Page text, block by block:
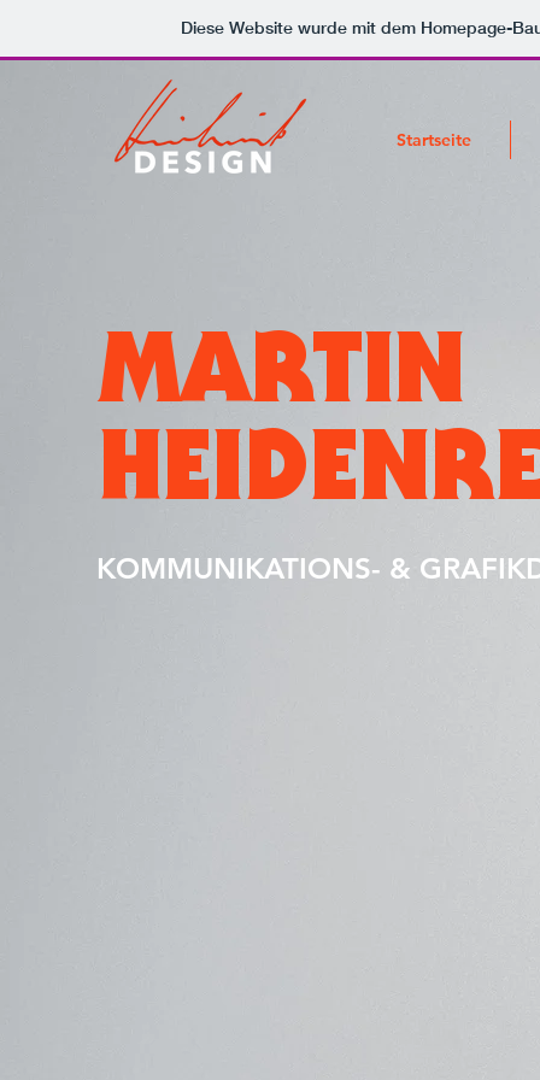
Diese Website wurde mit dem Homepage-
Startseite
MARTIN
KOMMUNIKATIONS- &